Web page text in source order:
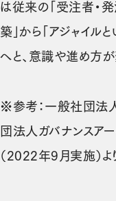
は従来の「受注者・
築」から「アジャイル
へと、意識や進め方が
※参考：一般社団法
団法人ガバナンスア
（2022年9月実施）よ